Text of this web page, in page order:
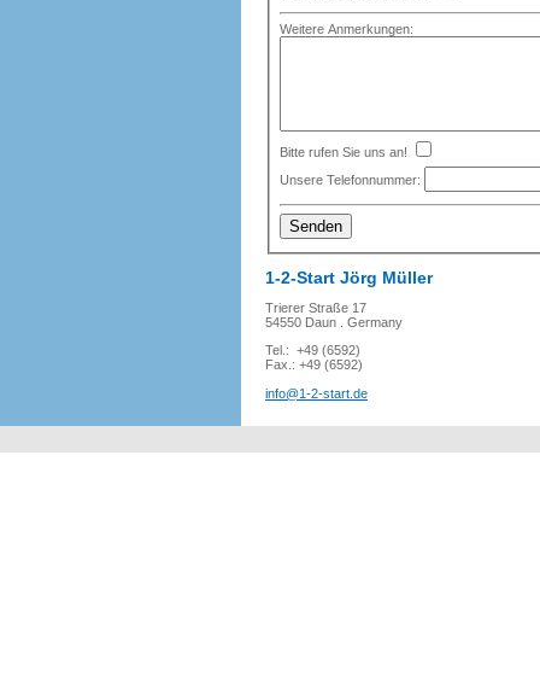
Weitere Anmerkungen:
Bitte rufen Sie uns an!
Unsere Telefonnummer:
1-2-Start Jörg Müller
Trierer Straße 17
54550 Daun . Germany
Tel.: +49 (6592)
Fax.: +49 (6592)
info@1-2-start.de